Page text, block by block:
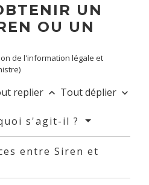
UN
OU UN
de l'information légale et
replier keyboard_arrow_up Tout déplier keyboard_arrow_down
s'agit-il ?
entre Siren et